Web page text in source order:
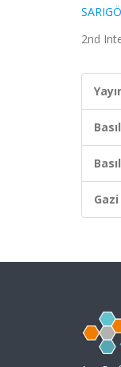
2nd